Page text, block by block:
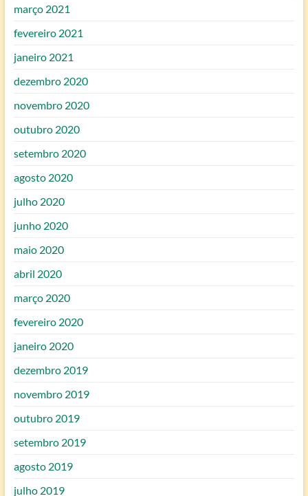
março 2021
fevereiro 2021
janeiro 2021
dezembro 2020
novembro 2020
outubro 2020
setembro 2020
agosto 2020
julho 2020
junho 2020
maio 2020
abril 2020
março 2020
fevereiro 2020
janeiro 2020
dezembro 2019
novembro 2019
outubro 2019
setembro 2019
agosto 2019
julho 2019